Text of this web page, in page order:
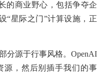
的商业野心，包括争夺企
“星际之门”计算设施，正
分源于行事风格。OpenAI
源，然后别插手我们的事